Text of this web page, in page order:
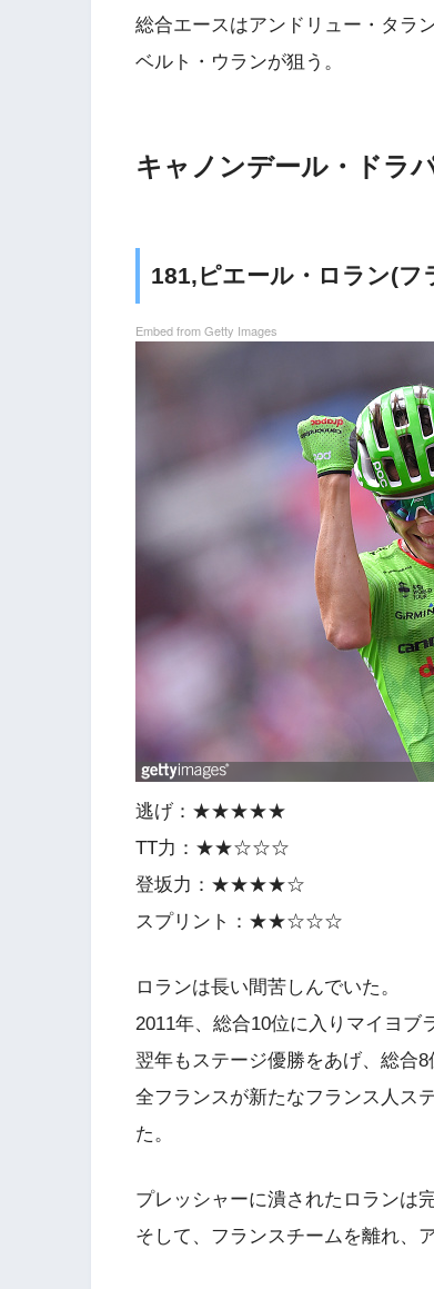
総合エースはアンドリュー・タラ
ベルト・ウランが狙う。
キャノンデール・ドラ
181,ピエール・ロラン(
Embed from Getty Images
逃げ：★★★★★
TT力：★★☆☆☆
登坂力：★★★★☆
スプリント：★★☆☆☆
ロランは長い間苦しんでいた。
2011年、総合10位に入りマイヨブ
翌年もステージ優勝をあげ、総合8
全フランスが新たなフランス人ス
た。
プレッシャーに潰されたロランは
そして、フランスチームを離れ、